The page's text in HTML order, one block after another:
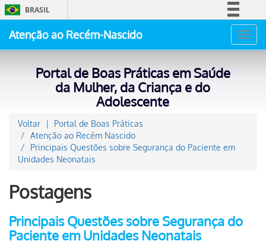
BRASIL
Acesso à informação
Atenção ao Recém-Nascido
Portal de Boas Práticas em Saúde
da Mulher, da Criança e do
Adolescente
Voltar
Portal de Boas Práticas
Atenção ao Recém Nascido
Principais Questões sobre Segurança do Paciente em
Unidades Neonatais
Postagens
Principais Questões sobre Segurança do
Paciente em Unidades Neonatais